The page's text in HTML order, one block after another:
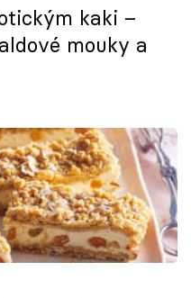
kaki –
mouky a